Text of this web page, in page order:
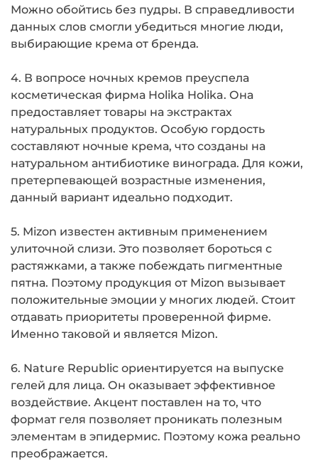
Можно обойтись без пудры. В справедливости
данных слов смогли убедиться многие люди,
выбирающие крема от бренда.
4. В вопросе ночных кремов преуспела
косметическая фирма Holika Holika. Она
предоставляет товары на экстрактах
натуральных продуктов. Особую гордость
составляют ночные крема, что созданы на
натуральном антибиотике винограда. Для кожи,
претерпевающей возрастные изменения,
данный вариант идеально подходит.
5. Mizon известен активным применением
улиточной слизи. Это позволяет бороться с
растяжками, а также побеждать пигментные
пятна. Поэтому продукция от Mizon вызывает
положительные эмоции у многих людей. Стоит
отдавать приоритеты проверенной фирме.
Именно таковой и является Mizon.
6. Nature Republic ориентируется на выпуске
гелей для лица. Он оказывает эффективное
воздействие. Акцент поставлен на то, что
формат геля позволяет проникать полезным
элементам в эпидермис. Поэтому кожа реально
преображается.